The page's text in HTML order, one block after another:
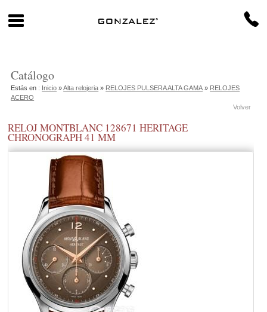
Catálogo
Estás en : Inicio »Alta relojeria » RELOJES PULSERA ALTA GAMA » RELOJES
ACERO
Volver
RELOJ MONTBLANC 128671 HERITAGE
CHRONOGRAPH 41 MM